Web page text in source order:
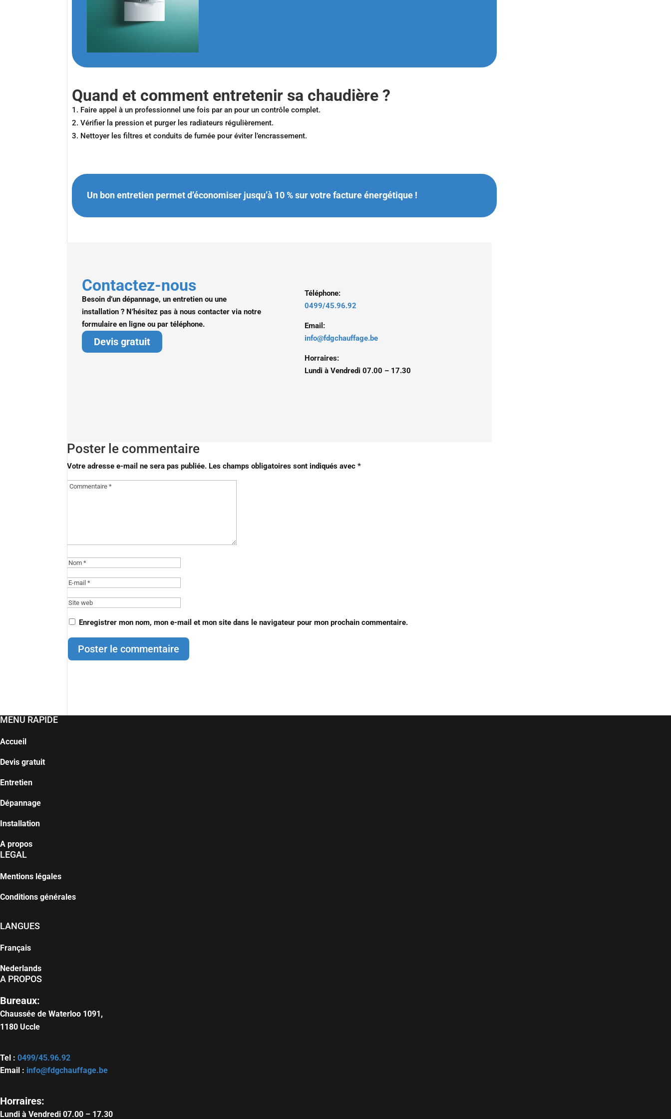
Quand et comment entretenir sa chaudière ?
Faire appel à un professionnel une fois par an pour un contrôle complet.
Vérifier la pression et purger les radiateurs régulièrement.
Nettoyer les filtres et conduits de fumée pour éviter l’encrassement.
Un bon entretien permet d’économiser jusqu’à 10 % sur votre facture énergétique !
Contactez-nous
Besoin d’un dépannage, un entretien ou une
installation ? N’hésitez pas à nous contacter via notre
formulaire en ligne ou par téléphone.
Devis gratuit
Téléphone:
0499/45.96.92
Email:
info@fdgchauffage.be
Horraires:
Lundi à Vendredi 07.00 – 17.30
Poster le commentaire
Votre adresse e-mail ne sera pas publiée. Les champs obligatoires sont indiqués avec*
Enregistrer mon nom, mon e-mail et mon site dans le navigateur pour mon prochain commentaire.
MENU RAPIDE
Accueil
Devis gratuit
Entretien
Dépannage
Installation
A propos
LEGAL
Mentions légales
Conditions générales
LANGUES
Français
Nederlands
A PROPOS
Bureaux:
Chaussée de Waterloo 1091,
1180 Uccle
Tel : 0499/45.96.92
Email : info@fdgchauffage.be
Horraires:
Lundi à Vendredi 07.00 – 17.30